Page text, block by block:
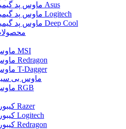
ماوس پد گیمینگ Asus
ماوس پد گیمینگ Logitech
ماوس پد گیمینگ Deep Cool
ماوس گیمینگ MSI
ماوس گیمینگ Redragon
ماوس گیمینگ T-Dagger
ماوس بی
ماوس گیمینگ RGB
کیبورد گیمینگ Razer
کیبورد گیمینگ Logitech
کیبورد گیمینگ Redragon